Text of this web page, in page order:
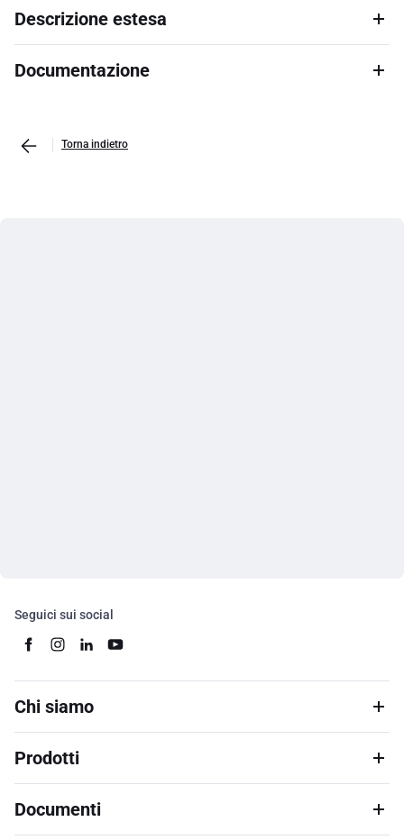
Descrizione estesa
Documentazione
Torna indietro
Seguici sui social
Chi siamo
Prodotti
Documenti